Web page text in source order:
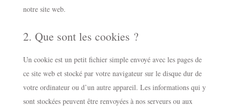
notre site web.
2. Que sont les cookies ?
Un cookie est un petit fichier simple envoyé avec les pages de
ce site web et stocké par votre navigateur sur le disque dur de
votre ordinateur ou d’un autre appareil. Les informations qui y
sont stockées peuvent être renvoyées à nos serveurs ou aux